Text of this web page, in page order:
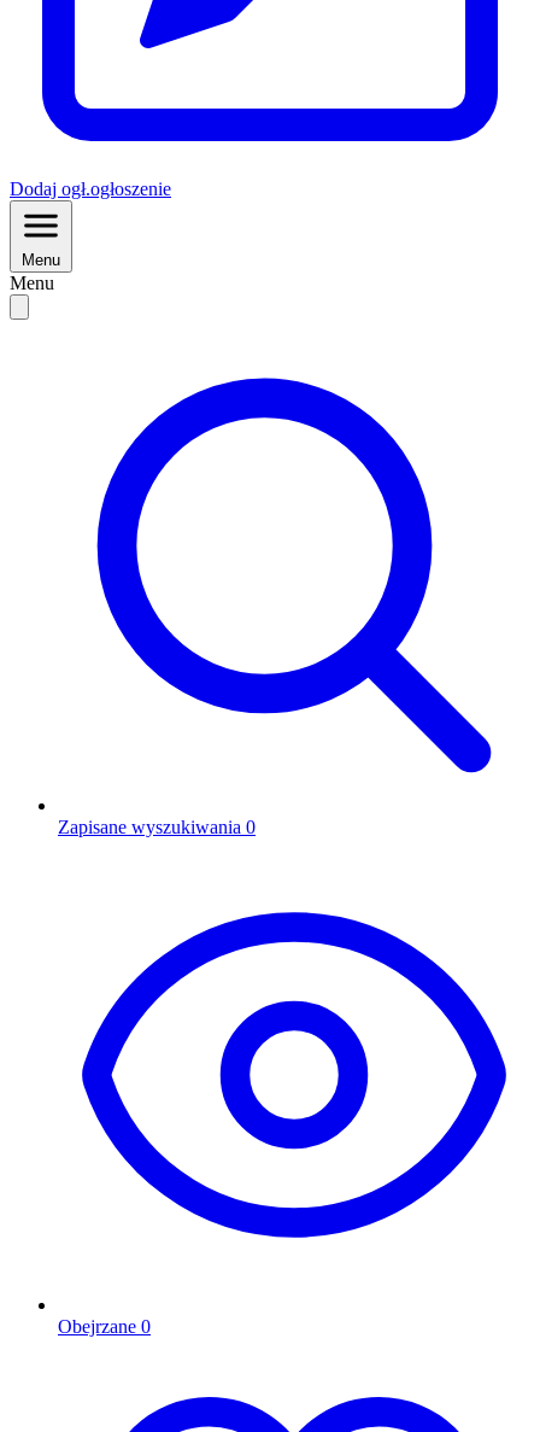
Dodaj ogł.ogłoszenie
Menu
Menu
Zapisane wyszukiwania 0
Obejrzane 0